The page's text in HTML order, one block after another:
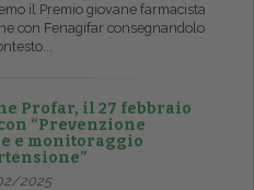
il Premio giovane farmacista
con Fenagifar consegnandolo
Profar, il 27 febbraio
“Prevenzione
e monitoraggio
2025